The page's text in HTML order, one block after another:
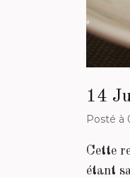
14
Posté à
Cette
étant